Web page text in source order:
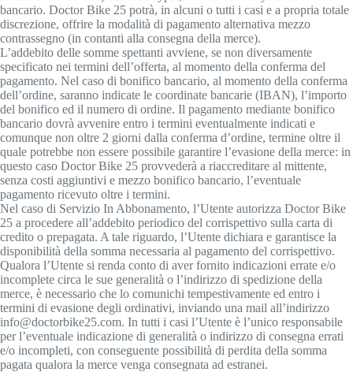
bancario. Doctor Bike 25 potrà, in alcuni o tutti i casi e a propria totale
discrezione, offrire la modalità di pagamento alternativa mezzo
contrassegno (in contanti alla consegna della merce).
L’addebito delle somme spettanti avviene, se non diversamente
specificato nei termini dell’offerta, al momento della conferma del
pagamento. Nel caso di bonifico bancario, al momento della conferma
dell’ordine, saranno indicate le coordinate bancarie (IBAN), l’importo
del bonifico ed il numero di ordine. Il pagamento mediante bonifico
bancario dovrà avvenire entro i termini eventualmente indicati e
comunque non oltre 2 giorni dalla conferma d’ordine, termine oltre il
quale potrebbe non essere possibile garantire l’evasione della merce: in
questo caso Doctor Bike 25 provvederà a riaccreditare al mittente,
senza costi aggiuntivi e mezzo bonifico bancario, l’eventuale
pagamento ricevuto oltre i termini.
Nel caso di Servizio In Abbonamento, l’Utente autorizza Doctor Bike
25 a procedere all’addebito periodico del corrispettivo sulla carta di
credito o prepagata. A tale riguardo, l’Utente dichiara e garantisce la
disponibilità della somma necessaria al pagamento del corrispettivo.
Qualora l’Utente si renda conto di aver fornito indicazioni errate e/o
incomplete circa le sue generalità o l’indirizzo di spedizione della
merce, è necessario che lo comunichi tempestivamente ed entro i
termini di evasione degli ordinativi, inviando una mail all’indirizzo
info@doctorbike25.com. In tutti i casi l’Utente è l’unico responsabile
per l’eventuale indicazione di generalità o indirizzo di consegna errati
e/o incompleti, con conseguente possibilità di perdita della somma
pagata qualora la merce venga consegnata ad estranei.